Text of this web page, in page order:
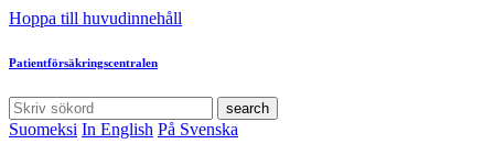
Hoppa till huvudinnehåll
Patientförsäkringscentralen
search
Suomeksi In English På Svenska